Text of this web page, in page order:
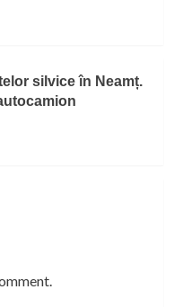
silvice în Neamț.